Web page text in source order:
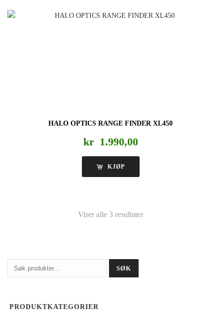
HALO OPTICS RANGE FINDER XL450
kr 1.990,00
KJØP
Viser alle 3 resultater
Søk
etter:
SØK
PRODUKTKATEGORIER